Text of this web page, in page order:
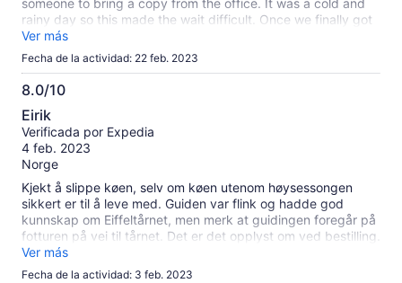
someone to bring a copy from the office. It was a cold and
rainy day so this made the wait difficult. Once we finally got
up the tour there was no visibility so not worth the wait. I
would not recommend this tour or going up the tower in
Ver más
Fecha de la actividad: 22 feb. 2023
8.0/10
8.0
de
10
Eirik
Verificada por Expedia
4 feb. 2023
Norge
Kjekt å slippe køen, selv om køen utenom høysessongen
sikkert er til å leve med. Guiden var flink og hadde god
kunnskap om Eiffeltårnet, men merk at guidingen foregår på
fotturen på vei til tårnet. Det er det opplyst om ved bestilling.
Ønsker du en guide som guider i selve tårnet, så er nok ikke
dette turen for deg.
Ver más
Fecha de la actividad: 3 feb. 2023